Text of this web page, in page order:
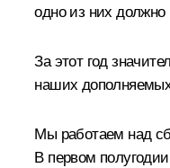
одно из них
За этот год
наших дополняемых
Мы работаем над
В первом